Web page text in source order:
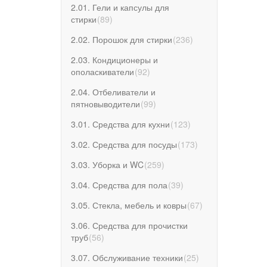
2.01. Гели и капсулы для
стирки(89)
2.02. Порошок для стирки(236)
2.03. Кондиционеры и
ополаскиватели(92)
2.04. Отбеливатели и
пятновыводители(99)
3.01. Средства для кухни(123)
3.02. Средства для посуды(173)
3.03. Уборка и WC(259)
3.04. Средства для пола(39)
3.05. Стекла, мебель и ковры(67)
3.06. Средства для прочистки
труб(56)
3.07. Обслуживание техники(25)